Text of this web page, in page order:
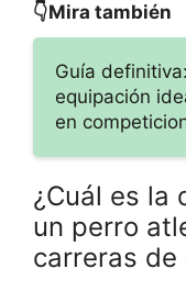
👇Mira también
Guía
equipación
en
¿Cuál es la
un perro
carreras de